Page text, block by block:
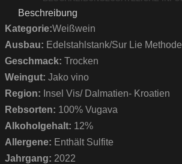
Beschreibung
Kategorie:Weißwein
Ausbau: Edelstahlstank/Sur Lie Methode
Geschmack: Trocken
Weingut: Jako vino
Region: Insel Vis/ Dalmatien- Kroatien
Rebsorten: 100% Vugava
Alkoholgehalt: 12%
Allergene: Enthält Sulfite
Jahrgang: 2022